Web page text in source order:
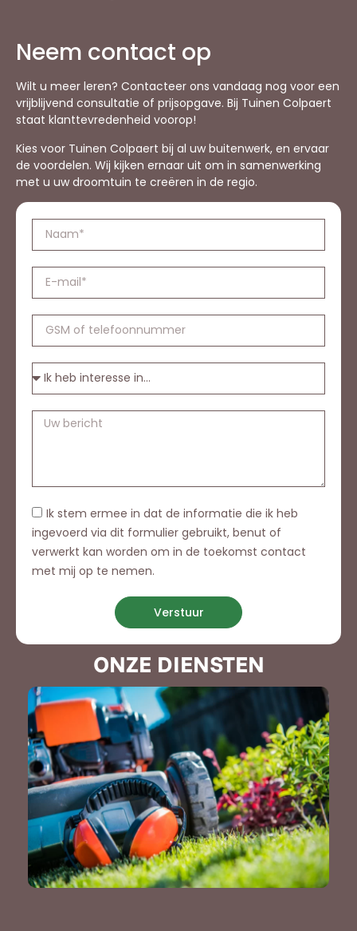
Neem contact op
Wilt u meer leren? Contacteer ons vandaag nog voor een
vrijblijvend consultatie of prijsopgave. Bij Tuinen Colpaert
staat klanttevredenheid voorop!
Kies voor Tuinen Colpaert bij al uw buitenwerk, en ervaar
de voordelen. Wij kijken ernaar uit om in samenwerking
met u uw droomtuin te creëren in de regio.
Ik stem ermee in dat de informatie die ik heb
ingevoerd via dit formulier gebruikt, benut of
verwerkt kan worden om in de toekomst contact
met mij op te nemen.
Verstuur
ONZE DIENSTEN